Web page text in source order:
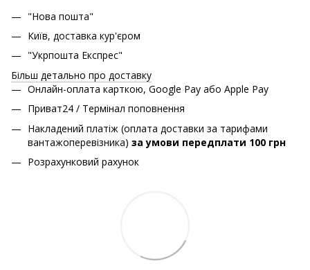
"Нова пошта"
Київ, доставка кур'єром
"Укрпошта Експрес"
Більш детально про доставку
Онлайн-оплата карткою, Google Pay або Apple Pay
Приват24 / Термінал поповнення
Накладений платіж (оплата доставки за тарифами
вантажоперевізника) за умови передплати 100 грн
Розрахунковий рахунок